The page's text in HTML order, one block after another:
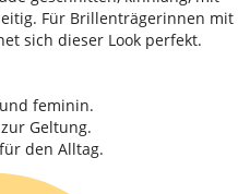
Für Brillenträgerinnen mit
sich dieser Look perfekt.
feminin.
Geltung.
den Alltag.